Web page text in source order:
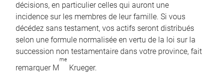
décisions, en particulier celles qui auront une
incidence sur les membres de leur famille. Si vous
décédez sans testament, vos actifs seront distribués
selon une formule normalisée en vertu de la loi sur la
succession non testamentaire dans votre province, fait
remarquer M
me
Krueger.